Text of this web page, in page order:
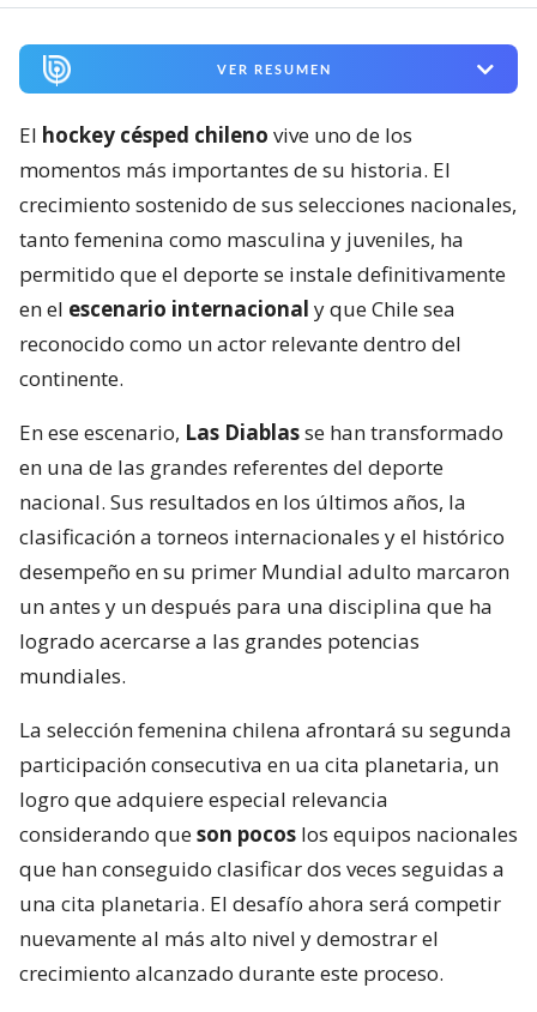
VER RESUMEN
El hockey césped chileno vive uno de los
momentos más importantes de su historia. El
crecimiento sostenido de sus selecciones nacionales,
tanto femenina como masculina y juveniles, ha
permitido que el deporte se instale definitivamente
en el escenario internacional y que Chile sea
reconocido como un actor relevante dentro del
continente.
En ese escenario, Las Diablasse han transformado
en una de las grandes referentes del deporte
nacional. Sus resultados en los últimos años, la
clasificación a torneos internacionales y el histórico
desempeño en su primer Mundial adulto marcaron
un antes y un después para una disciplina que ha
logrado acercarse a las grandes potencias
mundiales.
La selección femenina chilena afrontará su segunda
participación consecutiva en ua cita planetaria, un
logro que adquiere especial relevancia
considerando queson pocos los equipos nacionales
que han conseguido clasificar dos veces seguidas a
una cita planetaria. El desafío ahora será competir
nuevamente al más alto nivel y demostrar el
crecimiento alcanzado durante este proceso.